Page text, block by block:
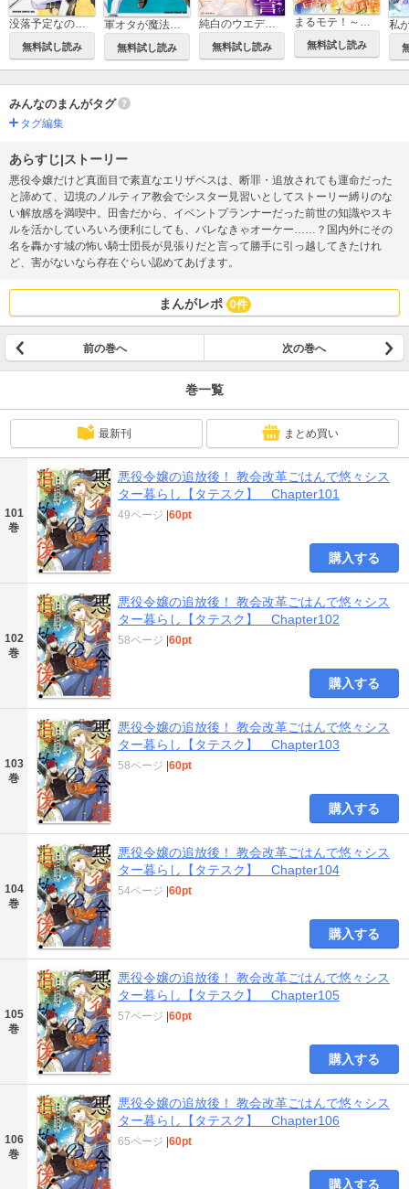
没落予定なので、鍛冶職人を目指す【タテスク】
無料試し読み
軍オタが魔法世界に転生したら、現代兵器で軍隊ハーレムを作っちゃいました!?【タテスク】
無料試し読み
純白のウエディングドレスで復讐を【タテスク】
無料試し読み
まるモテ！～まるいほどモテる世界で溺愛されました～【タテスク】
無料試し読み
みんなのまんがタグ
タグ編集
あらすじ|ストーリー
悪役令嬢だけど真面目で素直なエリザベスは、断罪・追放されても運命だった
と諦めて、辺境のノルティア教会でシスター見習いとしてストーリー縛りのな
い解放感を満喫中。田舎だから、イベントプランナーだった前世の知識やスキ
ルを活かしていろいろ便利にしても、バレなきゃオーケー……？国内外にその
名を轟かす城の怖い騎士団長が見張りだと言って勝手に引っ越してきたけれ
ど、害がないなら存在ぐらい認めてあげます。
まんがレポ 0件
前の巻へ 次の巻へ
巻一覧
最新刊 まとめ買い
101
巻
悪役令嬢の追放後！ 教会改革ごはんで悠々シス
ター暮らし【タテスク】 Chapter101
49ページ 60pt
購入する
102
巻
悪役令嬢の追放後！ 教会改革ごはんで悠々シス
ター暮らし【タテスク】 Chapter102
58ページ 60pt
購入する
103
巻
悪役令嬢の追放後！ 教会改革ごはんで悠々シス
ター暮らし【タテスク】 Chapter103
58ページ 60pt
購入する
104
巻
悪役令嬢の追放後！ 教会改革ごはんで悠々シス
ター暮らし【タテスク】 Chapter104
54ページ 60pt
購入する
105
巻
悪役令嬢の追放後！ 教会改革ごはんで悠々シス
ター暮らし【タテスク】 Chapter105
57ページ 60pt
購入する
106
巻
悪役令嬢の追放後！ 教会改革ごはんで悠々シス
ター暮らし【タテスク】 Chapter106
65ページ 60pt
購入する